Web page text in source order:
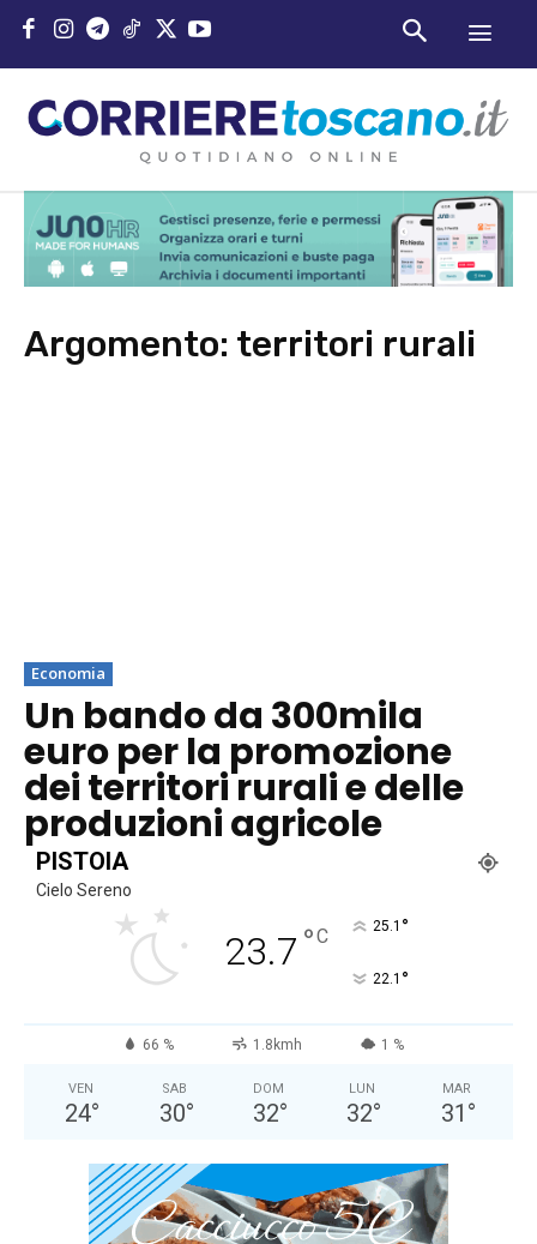
Argomento: territori rurali
Economia
Un bando da 300mila
euro per la promozione
dei territori rurali e delle
produzioni agricole
PISTOIA
Cielo Sereno
23.7 °C 25.1 °
22.1 °
66 % 1.8kmh 1 %
VEN
24°
SAB
30°
DOM
32°
LUN
32°
MAR
31 °